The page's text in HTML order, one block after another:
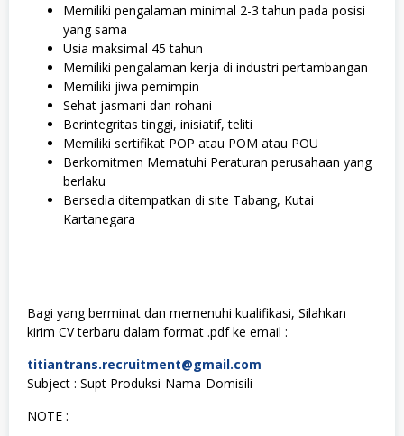
Memiliki pengalaman minimal 2-3 tahun pada posisi
yang sama
Usia maksimal 45 tahun
Memiliki pengalaman kerja di industri pertambangan
Memiliki jiwa pemimpin
Sehat jasmani dan rohani
Berintegritas tinggi, inisiatif, teliti
Memiliki sertifikat POP atau POM atau POU
Berkomitmen Mematuhi Peraturan perusahaan yang
berlaku
Bersedia ditempatkan di site Tabang, Kutai
Kartanegara
Bagi yang berminat dan memenuhi kualifikasi, Silahkan
kirim CV terbaru dalam format .pdf ke email :
titiantrans.recruitment@gmail.com
Subject : Supt Produksi-Nama-Domisili
NOTE :